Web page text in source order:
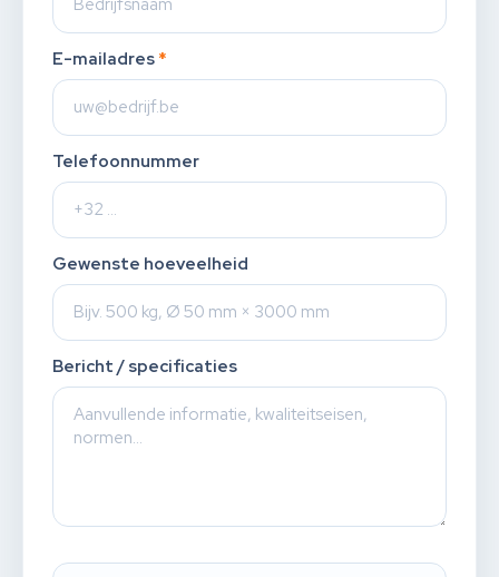
E-mailadres *
Telefoonnummer
Gewenste hoeveelheid
Bericht / specificaties